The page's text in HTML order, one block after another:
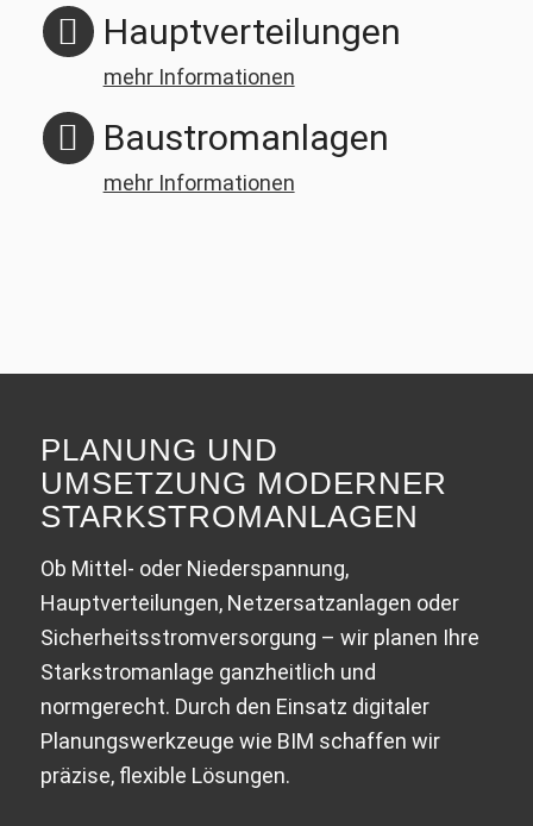
Hauptver­teilungen
mehr Informationen
Baustrom­anlagen
mehr Informationen
PLANUNG UND
UMSETZUNG MODERNER
STARKSTROMANLAGEN
Ob Mittel- oder Niederspannung,
Hauptverteilungen, Netzersatzanlagen oder
Sicherheitsstromversorgung – wir planen Ihre
Starkstromanlage ganzheitlich und
normgerecht. Durch den Einsatz digitaler
Planungswerkzeuge wie BIM schaffen wir
präzise, flexible Lösungen.